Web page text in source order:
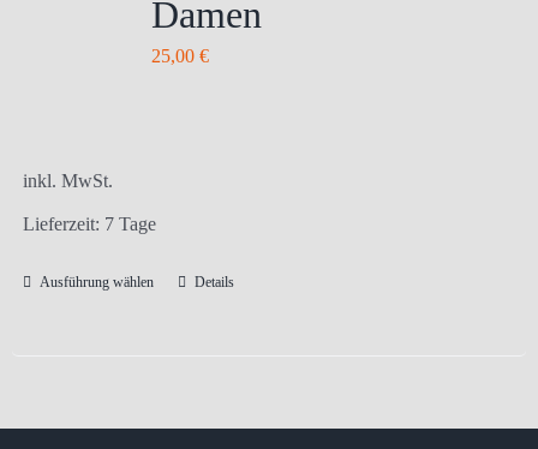
Die
Optionen
Damen
25,00 €
inkl. MwSt.
Lieferzeit: 7 Tage
Ausführung wählen
Dieses
Details